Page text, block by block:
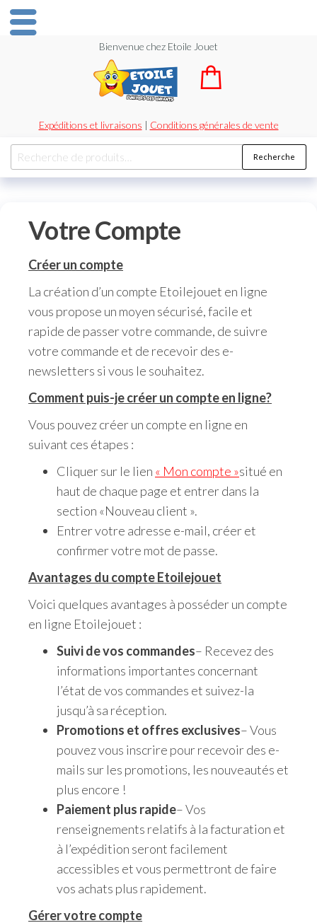
Bienvenue chez Etoile Jouet
Expéditions et livraisons | Conditions générales de vente
Recherche
Votre Compte
Créer un compte
La création d’un compte Etoilejouet en ligne
vous propose un moyen sécurisé, facile et
rapide de passer votre commande, de suivre
votre commande et de recevoir des e-
newsletters si vous le souhaitez.
Comment puis-je créer un compte en ligne?
Vous pouvez créer un compte en ligne en
suivant ces étapes :
Cliquer sur le lien « Mon compte »situé en
haut de chaque page et entrer dans la
section «Nouveau client ».
Entrer votre adresse e-mail, créer et
confirmer votre mot de passe.
Avantages du compte Etoilejouet
Voici quelques avantages à posséder un compte
en ligne Etoilejouet :
Suivi de vos commandes– Recevez des
informations importantes concernant
l’état de vos commandes et suivez-la
jusqu’à sa réception.
Promotions et offres exclusives– Vous
pouvez vous inscrire pour recevoir des e-
mails sur les promotions, les nouveautés et
plus encore !
Paiement plus rapide– Vos
renseignements relatifs à la facturation et
à l’expédition seront facilement
accessibles et vous permettront de faire
vos achats plus rapidement.
Gérer votre compte